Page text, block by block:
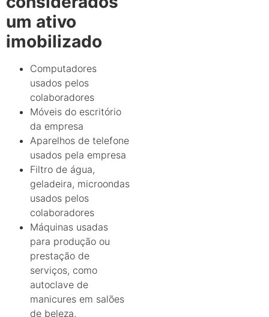
um ativo
imobilizado
Computadores
usados pelos
colaboradores
Móveis do escritório
da empresa
Aparelhos de telefone
usados pela empresa
Filtro de água,
geladeira, microondas
usados pelos
colaboradores
Máquinas usadas
para produção ou
prestação de
serviços, como
autoclave de
manicures em salões
de beleza.